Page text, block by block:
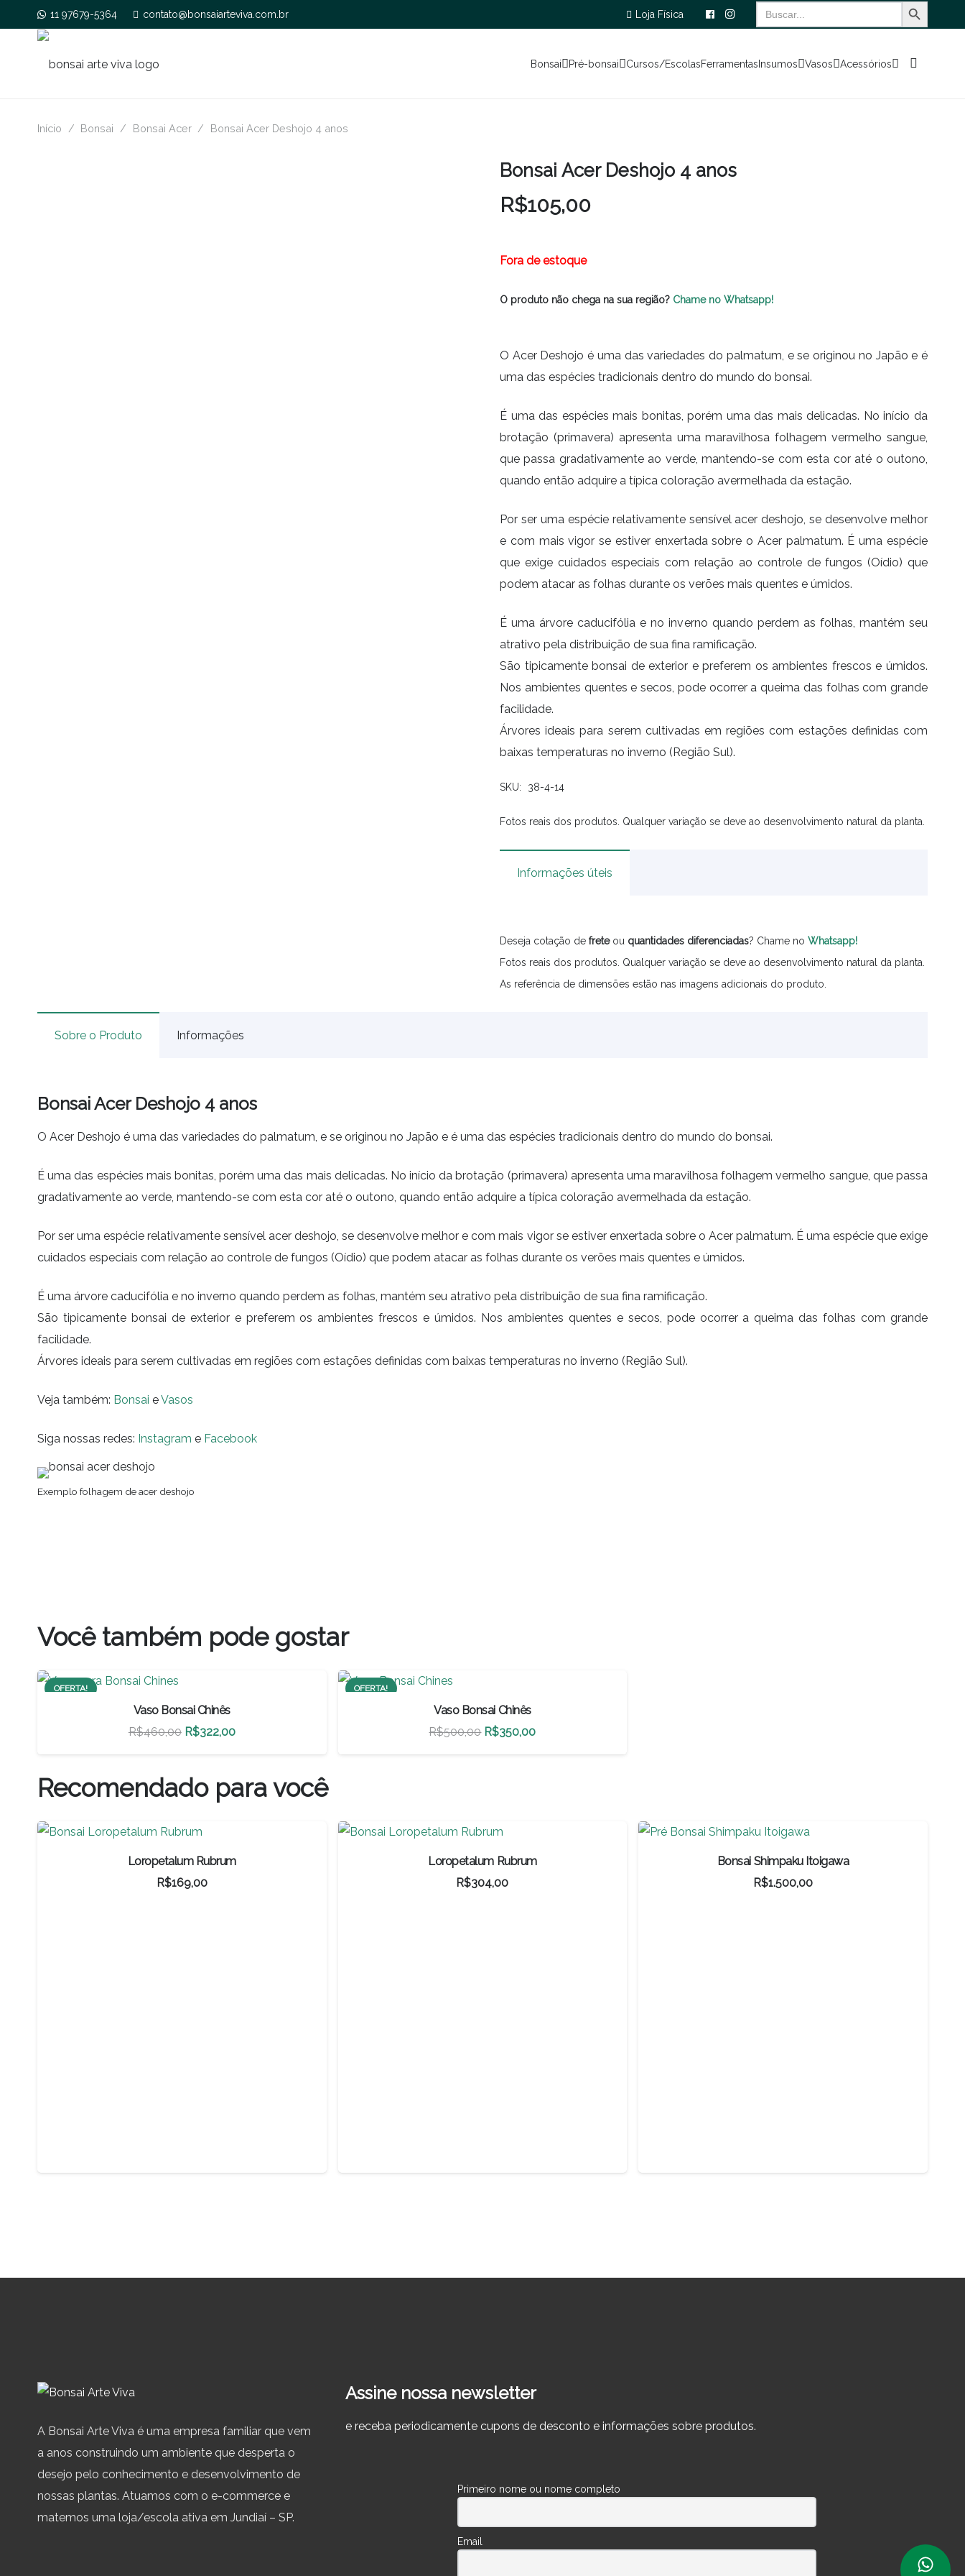
11 97679-5364 contato@bonsaiarteviva.com.br Loja Física
Search
for:
Bonsai Pré-bonsai Cursos/EscolasFerramentasInsumos Vasos Acessórios
Início / Bonsai / Bonsai Acer / Bonsai Acer Deshojo 4 anos
Bonsai Acer Deshojo 4 anos
R$105,00
Fora de estoque
O produto não chega na sua região? Chame no Whatsapp!
O Acer Deshojo é uma das variedades do palmatum, e se originou no Japão e é
uma das espécies tradicionais dentro do mundo do bonsai.
É uma das espécies mais bonitas, porém uma das mais delicadas. No início da
brotação (primavera) apresenta uma maravilhosa folhagem vermelho sangue,
que passa gradativamente ao verde, mantendo-se com esta cor até o outono,
quando então adquire a típica coloração avermelhada da estação.
Por ser uma espécie relativamente sensível acer deshojo, se desenvolve melhor
e com mais vigor se estiver enxertada sobre o Acer palmatum. É uma espécie
que exige cuidados especiais com relação ao controle de fungos (Oídio) que
podem atacar as folhas durante os verões mais quentes e úmidos.
É uma árvore caducifólia e no inverno quando perdem as folhas, mantém seu
atrativo pela distribuição de sua fina ramificação.
São tipicamente bonsai de exterior e preferem os ambientes frescos e úmidos.
Nos ambientes quentes e secos, pode ocorrer a queima das folhas com grande
facilidade.
Árvores ideais para serem cultivadas em regiões com estações definidas com
baixas temperaturas no inverno (Região Sul).
SKU: 38-4-14
Fotos reais dos produtos. Qualquer variação se deve ao desenvolvimento natural da planta.
Informações úteis
Deseja cotação de freteou quantidades diferenciadas? Chame no Whatsapp!
Fotos reais dos produtos. Qualquer variação se deve ao desenvolvimento natural da planta.
As referência de dimensões estão nas imagens adicionais do produto.
Sobre o Produto Informações
Bonsai Acer Deshojo 4 anos
O Acer Deshojo é uma das variedades do palmatum, e se originou no Japão e é uma das espécies tradicionais dentro do mundo do bonsai.
É uma das espécies mais bonitas, porém uma das mais delicadas. No início da brotação (primavera) apresenta uma maravilhosa folhagem vermelho sangue, que passa
gradativamente ao verde, mantendo-se com esta cor até o outono, quando então adquire a típica coloração avermelhada da estação.
Por ser uma espécie relativamente sensível acer deshojo, se desenvolve melhor e com mais vigor se estiver enxertada sobre o Acer palmatum. É uma espécie que exige
cuidados especiais com relação ao controle de fungos (Oídio) que podem atacar as folhas durante os verões mais quentes e úmidos.
É uma árvore caducifólia e no inverno quando perdem as folhas, mantém seu atrativo pela distribuição de sua fina ramificação.
São tipicamente bonsai de exterior e preferem os ambientes frescos e úmidos. Nos ambientes quentes e secos, pode ocorrer a queima das folhas com grande
facilidade.
Árvores ideais para serem cultivadas em regiões com estações definidas com baixas temperaturas no inverno (Região Sul).
Veja também: Bonsai eVasos
Siga nossas redes: Instagram e Facebook
Exemplo folhagem de acer deshojo
Você também pode gostar
OFERTA!
Vaso Bonsai Chinês
R$460,00 O
preço
original
era:
R$322,00O
preço
é:
OFERTA!
Vaso Bonsai Chinês
R$500,00 O
preço
R$350,00O
preço
Recomendado para você
Loropetalum Rubrum
R$169,00
Loropetalum Rubrum
R$304,00
Bonsai Shimpaku Itoigawa
R$1.500,00
A Bonsai Arte Viva é uma empresa familiar que vem
a anos construindo um ambiente que desperta o
desejo pelo conhecimento e desenvolvimento de
nossas plantas. Atuamos com o e-commerce e
matemos uma loja/escola ativa em Jundiaí – SP.
Assine nossa newsletter
e receba periodicamente cupons de desconto e informações sobre produtos.
Primeiro nome ou nome completo
Email